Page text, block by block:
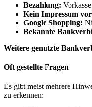
Bezahlung:
Kein Impressum
Google Shopping:
Bekannte
Weitere genutzte
Oft gestellte Fragen
Es gibt meist mehrere
zu erkennen: